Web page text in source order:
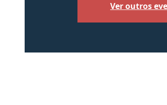
Ver outros